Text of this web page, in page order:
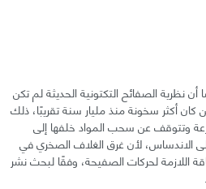
النمذجة في 2021 أيضًا أن نظرية الصفائح التكتونية الحديثة لم تكن
أكثر سخونة منذ مليار سنة تقريبًا، ذلك
وتتوقف عن سحب المواد خلفها إلى
الاندساس، لأن غرق الغلاف الصخري في
اللازمة لحركات الصفيحة، وفقًا لبحث نشر